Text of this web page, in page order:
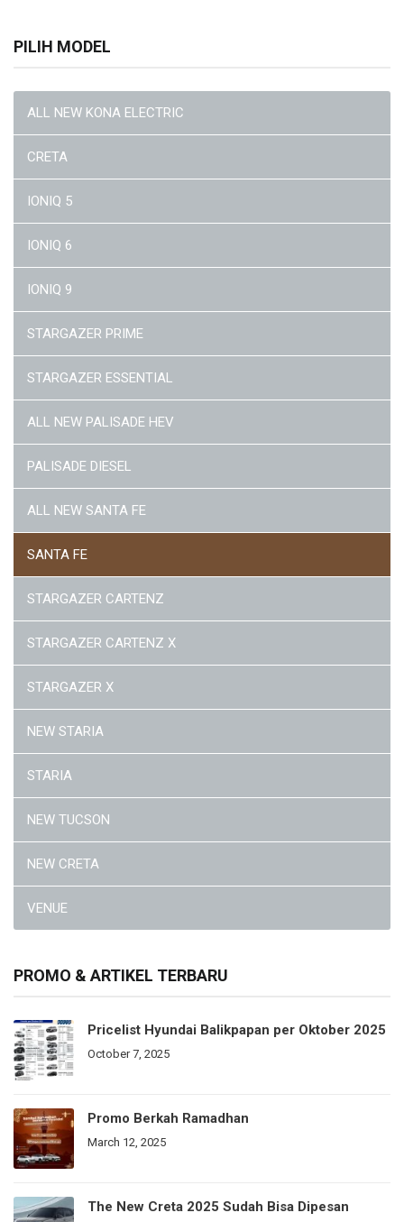
PILIH MODEL
ALL NEW KONA ELECTRIC
CRETA
IONIQ 5
IONIQ 6
IONIQ 9
STARGAZER PRIME
STARGAZER ESSENTIAL
ALL NEW PALISADE HEV
PALISADE DIESEL
ALL NEW SANTA FE
SANTA FE
STARGAZER CARTENZ
STARGAZER CARTENZ X
STARGAZER X
NEW STARIA
STARIA
NEW TUCSON
NEW CRETA
VENUE
PROMO & ARTIKEL TERBARU
Pricelist Hyundai Balikpapan per Oktober 2025
October 7, 2025
Promo Berkah Ramadhan
March 12, 2025
The New Creta 2025 Sudah Bisa Dipesan